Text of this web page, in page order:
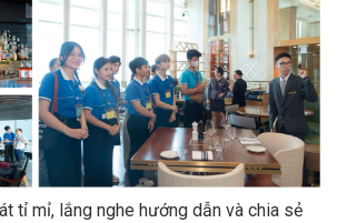
tỉ mỉ, lắng nghe hướng dẫn và chia sẻ